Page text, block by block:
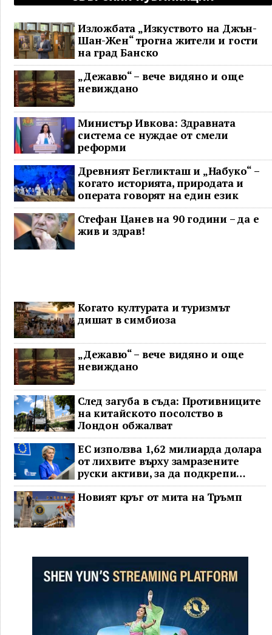
Изложбата „Изкуството на Джън-
Шан-Жен“ трогна жители и гости
на град Банско
„Дежавю“ – вече видяно и още
невиждано
Министър Ивкова: Здравната
система се нуждае от смели
реформи
Древният Бегликташ и „Набуко“ –
когато историята, природата и
операта говорят на един език
Стефан Цанев на 90 години – да е
жив и здрав!
Когато културата и туризмът
дишат в симбиоза
„Дежавю“ – вече видяно и още
невиждано
След загуба в съда: Противниците
на китайското посолство в
Лондон обжалват
ЕС използва 1,62 милиарда долара
от лихвите върху замразените
руски активи, за да подкрепи
Украйна
Новият кръг от мита на Тръмп